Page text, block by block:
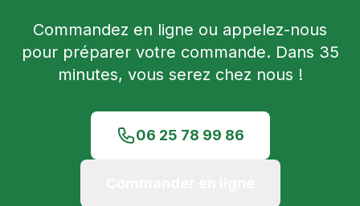
Commandez en ligne ou appelez-nous
pour préparer votre commande. Dans 35
minutes, vous serez chez nous !
06 25 78 99 86